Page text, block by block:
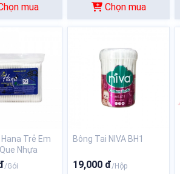
mua Chọn mua
Trẻ Em
Nhựa
/Gói
Bông Tai NIVA BH1
19,000 đ/Hộp